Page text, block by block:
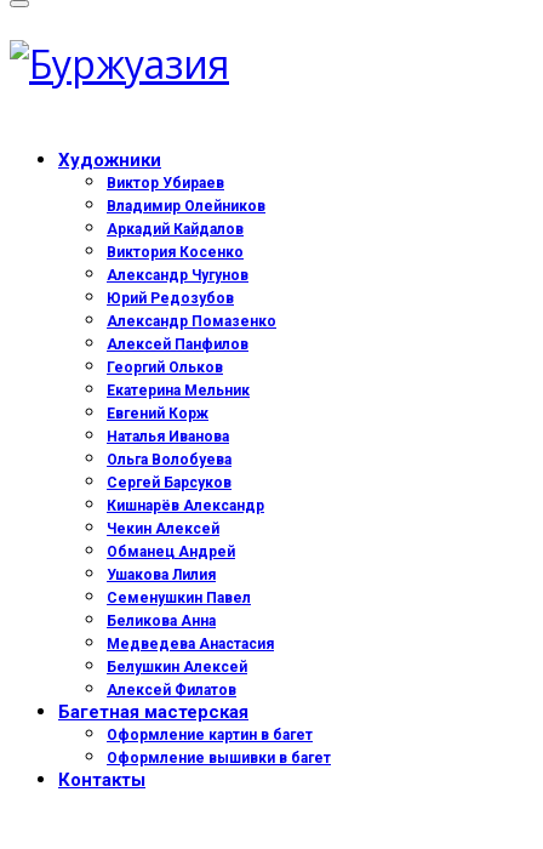
Художники
Виктор Убираев
Владимир Олейников
Аркадий Кайдалов
Виктория Косенко
Александр Чугунов
Юрий Редозубов
Александр Помазенко
Алексей Панфилов
Георгий Ольков
Екатерина Мельник
Евгений Корж
Наталья Иванова
Ольга Волобуева
Сергей Барсуков
Кишнарёв Александр
Чекин Алексей
Обманец Андрей
Ушакова Лилия
Семенушкин Павел
Беликова Анна
Медведева Анастасия
Белушкин Алексей
Алексей Филатов
Багетная мастерская
Оформление картин в багет
Оформление вышивки в багет
Контакты